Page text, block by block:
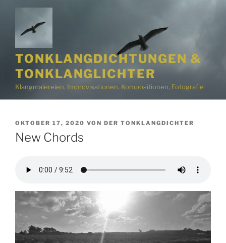
springen
TONKLANGDICHTUNGEN &
TONKLANGLICHTER
Klangmalereien, Improvisationen, Kompositionen, Fotografie
VERÖFFENTLICHT
AM
OKTOBER 17, 2020 VON DER TONKLANGDICHTER
New Chords